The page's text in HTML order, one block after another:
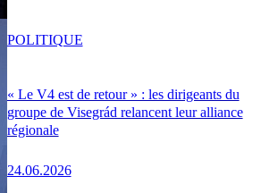
« Le V4 est de retour » : les dirigeants du
groupe de Visegrád relancent leur alliance
régionale
24.06.2026
POLITIQUE